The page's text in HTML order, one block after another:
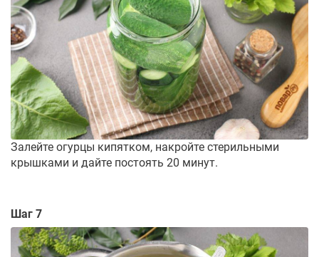
Залейте огурцы кипятком, накройте стерильными
крышками и дайте постоять 20 минут.
Шаг 7